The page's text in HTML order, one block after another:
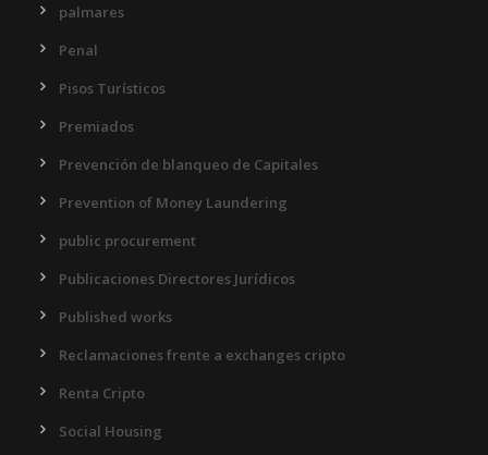
palmares
Penal
Pisos Turísticos
Premiados
Prevención de blanqueo de Capitales
Prevention of Money Laundering
public procurement
Publicaciones Directores Jurídicos
Published works
Reclamaciones frente a exchanges cripto
Renta Cripto
Social Housing